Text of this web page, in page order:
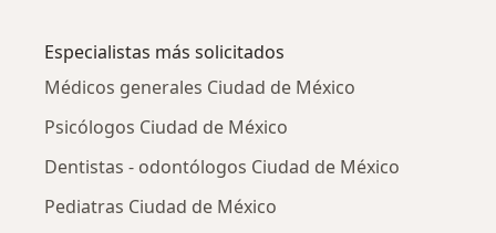
Especialistas más solicitados
Médicos generales Ciudad de México
Psicólogos Ciudad de México
Dentistas - odontólogos Ciudad de México
Pediatras Ciudad de México